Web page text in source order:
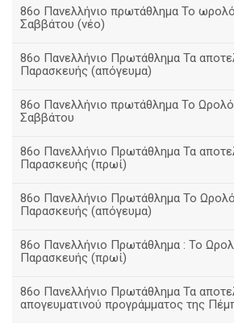
86ο Πανελλήνιο πρωτάθλημα Το
Σαββάτου (νέο)
86ο Πανελλήνιο Πρωτάθλημα Τα
Παρασκευής (απόγευμα)
86ο Πανελλήνιο πρωτάθλημα Το
Σαββάτου
86ο Πανελλήνιο Πρωτάθλημα Τα
Παρασκευής (πρωί)
86ο Πανελλήνιο Πρωτάθλημα Το
Παρασκευής (απόγευμα)
86ο Πανελλήνιο Πρωτάθλημα : Το
Παρασκευής (πρωί)
86ο Πανελλήνιο Πρωτάθλημα Τα
απογευματινού προγράμματος της